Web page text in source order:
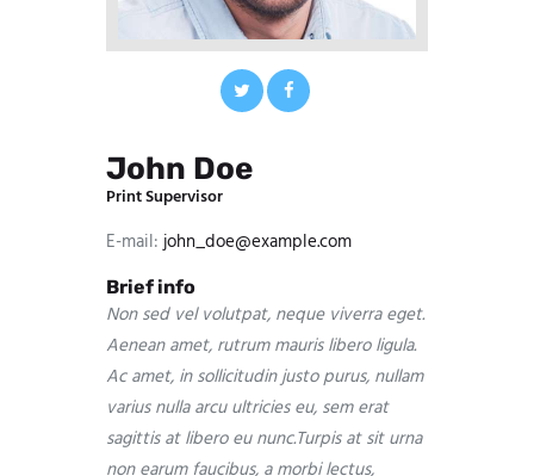
John Doe
Print Supervisor
E-mail:john_doe@example.com
Brief info
Non sed vel volutpat, neque viverra eget.
Aenean amet, rutrum mauris libero ligula.
Ac amet, in sollicitudin justo purus, nullam
varius nulla arcu ultricies eu, sem erat
sagittis at libero eu nunc.Turpis at sit urna